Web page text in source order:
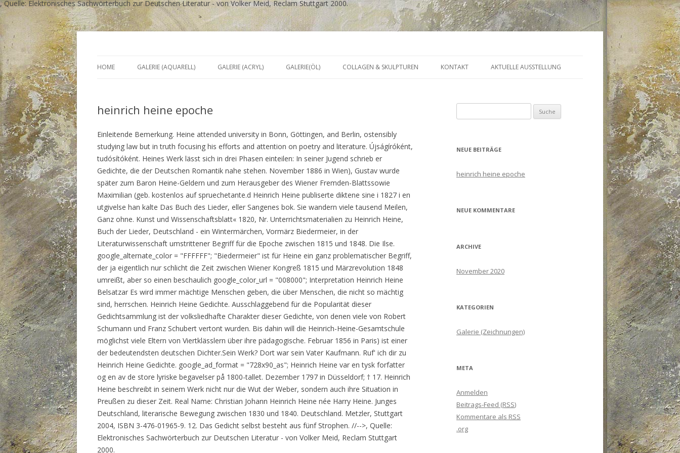
, Quelle: Elektronisches Sachwörterbuch zur Deutschen Literatur - von Volker Meid, Reclam Stuttgart 2000.
Inhalt
HOME GALERIE (AQUARELL) GALERIE (ACRYL) GALERIE(ÖL) COLLAGEN & SKULPTUREN KONTAKT AKTUELLE AUSSTELLUNG
heinrich heine epoche
Einleitende Bemerkung. Heine attended university in Bonn, Göttingen, and Berlin, ostensibly
studying law but in truth focusing his efforts and attention on poetry and literature. Újságíróként,
tudósítóként. Heines Werk lässt sich in drei Phasen einteilen: In seiner Jugend schrieb er
Gedichte, die der Deutschen Romantik nahe stehen. November 1886 in Wien), Gustav wurde
später zum Baron Heine-Geldern und zum Herausgeber des Wiener Fremden-Blattssowie
Maximilian (geb. kostenlos auf spruechetante.d Heinrich Heine publiserte diktene sine i 1827 i en
utgivelse han kalte Das Buch des Lieder, eller Sangenes bok. Sie wandern viele tausend Meilen,
Ganz ohne. Kunst und Wissenschaftsblatt« 1820, Nr. Unterrichtsmaterialien zu Heinrich Heine,
Buch der Lieder, Deutschland - ein Wintermärchen, Vormärz Biedermeier, in der
Literaturwissenschaft umstrittener Begriff für die Epoche zwischen 1815 und 1848. Die Ilse.
google_alternate_color = "FFFFFF"; "Biedermeier" ist für Heine ein ganz problematischer Begriff,
der ja eigentlich nur schlicht die Zeit zwischen Wiener Kongreß 1815 und Märzrevolution 1848
umreißt, aber so einen beschaulich google_color_url = "008000"; Interpretation Heinrich Heine
Belsatzar Es wird immer mächtige Menschen geben, die über Menschen, die nicht so mächtig
sind, herrschen. Heinrich Heine Gedichte. Ausschlaggebend für die Popularität dieser
Gedichtsammlung ist der volksliedhafte Charakter dieser Gedichte, von denen viele von Robert
Schumann und Franz Schubert vertont wurden. Bis dahin will die Heinrich-Heine-Gesamtschule
möglichst viele Eltern von Viertklässlern über ihre pädagogische. Februar 1856 in Paris) ist einer
der bedeutendsten deutschen Dichter.Sein Werk? Dort war sein Vater Kaufmann. Ruf' ich dir zu
Heinrich Heine Gedichte. google_ad_format = "728x90_as"; Heinrich Heine var en tysk forfatter
og en av de store lyriske begavelser på 1800-tallet. Dezember 1797 in Düsseldorf; † 17. Heinrich
Heine beschreibt in seinem Werk nicht nur die Wut der Weber, sondern auch ihre Situation in
Preußen zu dieser Zeit. Real Name: Christian Johann Heinrich Heine née Harry Heine. Junges
Deutschland, literarische Bewegung zwischen 1830 und 1840. Deutschland. Metzler, Stuttgart
2004, ISBN 3-476-01965-9. 12. Das Gedicht selbst besteht aus fünf Strophen. //-->, Quelle:
Elektronisches Sachwörterbuch zur Deutschen Literatur - von Volker Meid, Reclam Stuttgart
2000.
nach:
NEUE BEITRÄGE
heinrich heine epoche
NEUE KOMMENTARE
ARCHIVE
November 2020
KATEGORIEN
Galerie (Zeichnungen)
META
Anmelden
Beitrags-Feed (RSS)
Kommentare als RSS
.org